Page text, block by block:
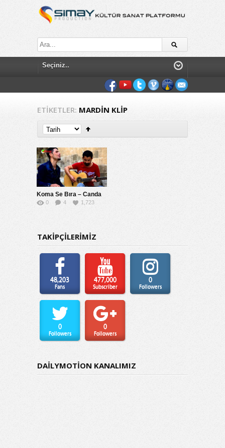
ETIKETLER: MARDIN KLIP
Koma Se Bıra – Canda
0 4 1,723
TAKİPÇİLERİMİZ
48,203
Fans
477,000
Subscriber
0
Followers
0
Followers
0
Followers
DAİLYMOTİON KANALIMIZ